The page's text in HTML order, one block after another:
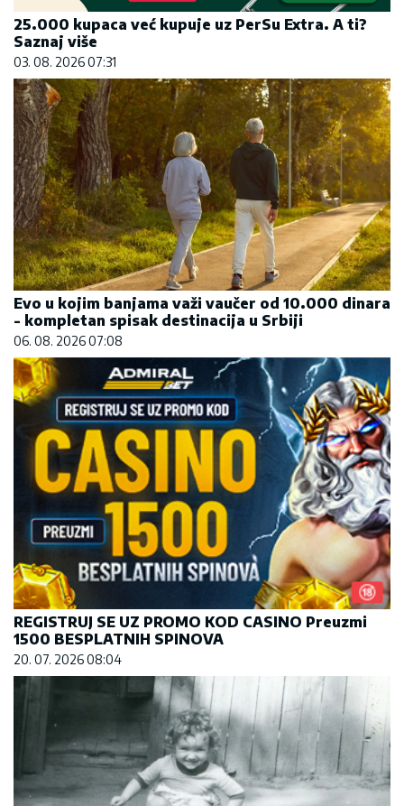
25.000 kupaca već kupuje uz PerSu Extra. A ti?
Saznaj više
03. 08. 2026 07:31
Evo u kojim banjama važi vaučer od 10.000 dinara
- kompletan spisak destinacija u Srbiji
06. 08. 2026 07:08
REGISTRUJ SE UZ PROMO KOD CASINO Preuzmi
1500 BESPLATNIH SPINOVA
20. 07. 2026 08:04